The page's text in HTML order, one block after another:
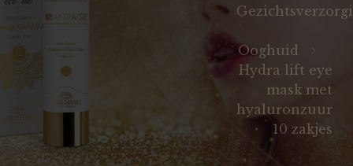
Ooghuid
Hydra lift eye
mask met
hyaluronzuur
10 zakjes